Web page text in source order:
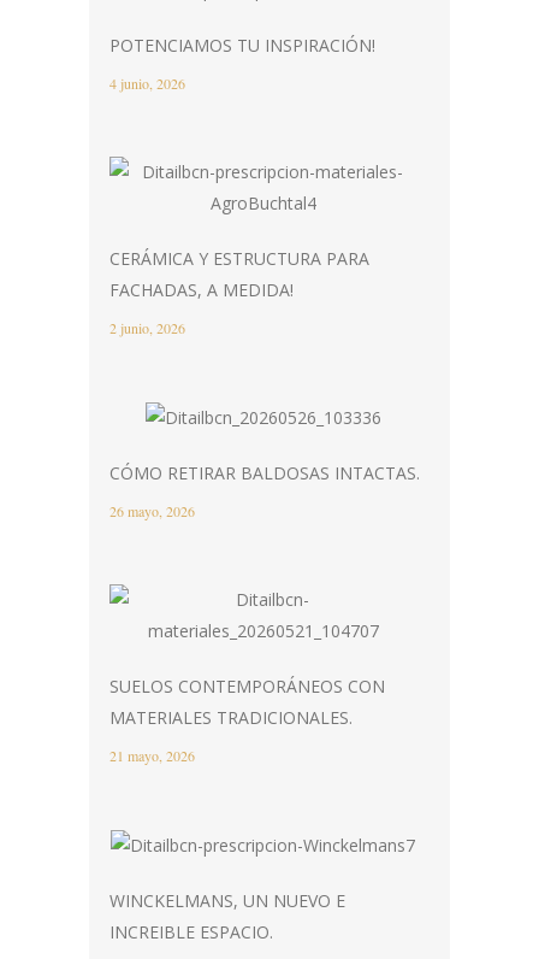
POTENCIAMOS TU INSPIRACIÓN!
4 junio, 2026
CERÁMICA Y ESTRUCTURA PARA
FACHADAS, A MEDIDA!
2 junio, 2026
CÓMO RETIRAR BALDOSAS INTACTAS.
26 mayo, 2026
SUELOS CONTEMPORÁNEOS CON
MATERIALES TRADICIONALES.
21 mayo, 2026
WINCKELMANS, UN NUEVO E
INCREIBLE ESPACIO.